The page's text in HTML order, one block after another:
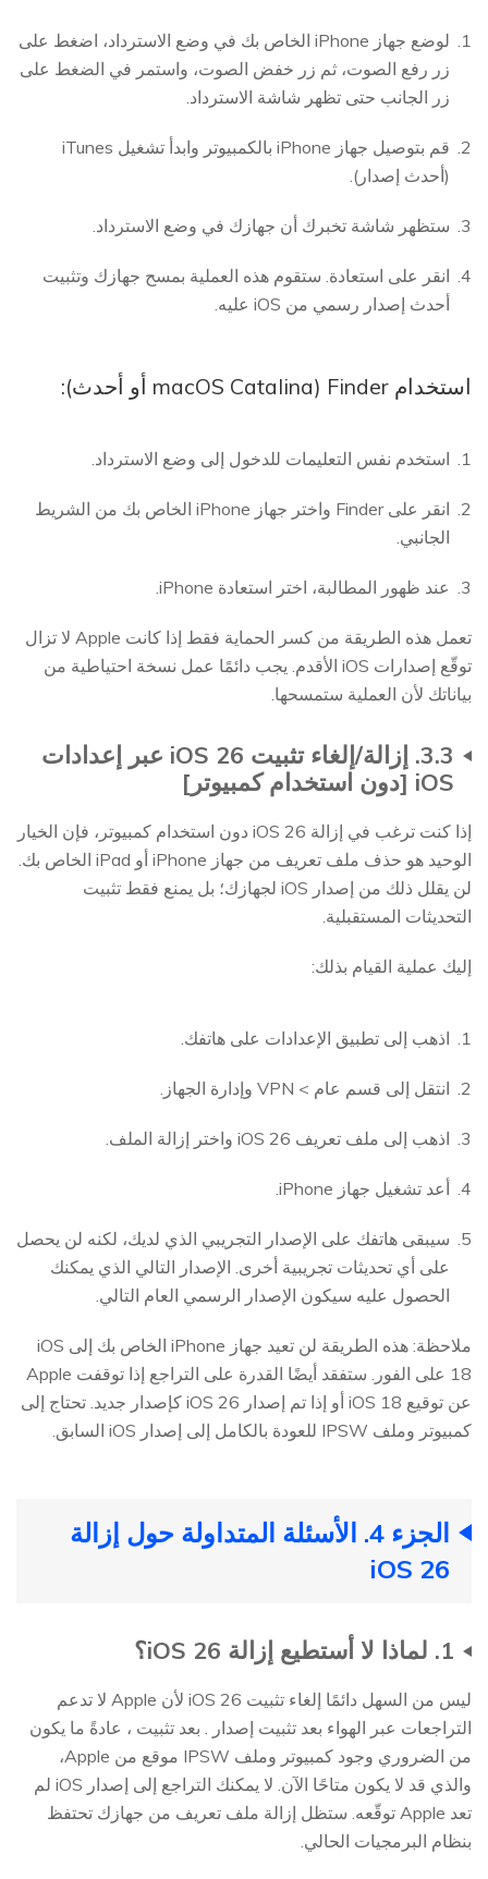
لوضع جهاز iPhone الخاص بك في وضع الاسترداد، اضغط على
زر رفع الصوت، ثم زر خفض الصوت، واستمر في الضغط على
زر الجانب حتى تظهر شاشة الاسترداد.
قم بتوصيل جهاز iPhone بالكمبيوتر وابدأ تشغيل iTunes
(أحدث إصدار).
ستظهر شاشة تخبرك أن جهازك في وضع الاسترداد.
انقر على استعادة. ستقوم هذه العملية بمسح جهازك وتثبيت
أحدث إصدار رسمي من iOS عليه.
استخدام Finder (macOS Catalina أو أحدث):
استخدم نفس التعليمات للدخول إلى وضع الاسترداد.
انقر على Finder واختر جهاز iPhone الخاص بك من الشريط
الجانبي.
عند ظهور المطالبة، اختر استعادة iPhone.
تعمل هذه الطريقة من كسر الحماية فقط إذا كانت Apple لا تزال
توقّع إصدارات iOS الأقدم. يجب دائمًا عمل نسخة احتياطية من
بياناتك لأن العملية ستمسحها.
3.3. إزالة/إلغاء تثبيت iOS 26 عبر إعدادات
iOS [دون استخدام كمبيوتر]
إذا كنت ترغب في إزالة iOS 26 دون استخدام كمبيوتر، فإن الخيار
الوحيد هو حذف ملف تعريف من جهاز iPhone أو iPad الخاص بك.
لن يقلل ذلك من إصدار iOS لجهازك؛ بل يمنع فقط تثبيت
التحديثات المستقبلية.
إليك عملية القيام بذلك:
اذهب إلى تطبيق الإعدادات على هاتفك.
انتقل إلى قسم عام > VPN وإدارة الجهاز.
اذهب إلى ملف تعريف iOS 26 واختر إزالة الملف.
أعد تشغيل جهاز iPhone.
سيبقى هاتفك على الإصدار التجريبي الذي لديك، لكنه لن يحصل
على أي تحديثات تجريبية أخرى. الإصدار التالي الذي يمكنك
الحصول عليه سيكون الإصدار الرسمي العام التالي.
ملاحظة: هذه الطريقة لن تعيد جهاز iPhone الخاص بك إلى iOS
18 على الفور. ستفقد أيضًا القدرة على التراجع إذا توقفت Apple
عن توقيع iOS 18 أو إذا تم إصدار iOS 26 كإصدار جديد. تحتاج إلى
كمبيوتر وملف IPSW للعودة بالكامل إلى إصدار iOS السابق.
الجزء 4. الأسئلة المتداولة حول إزالة
iOS 26
1. لماذا لا أستطيع إزالة iOS 26؟
ليس من السهل دائمًا إلغاء تثبيت iOS 26 لأن Apple لا تدعم
التراجعات عبر الهواء بعد تثبيت إصدار . بعد تثبيت ، عادةً ما يكون
من الضروري وجود كمبيوتر وملف IPSW موقع من Apple،
والذي قد لا يكون متاحًا الآن. لا يمكنك التراجع إلى إصدار iOS لم
تعد Apple توقّعه. ستظل إزالة ملف تعريف من جهازك تحتفظ
بنظام البرمجيات الحالي.